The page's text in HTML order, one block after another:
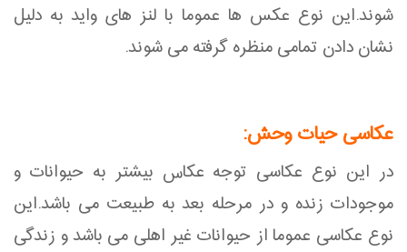
شوند.این نوع عکس ها عموما با لنز های واید به دلیل
نشان دادن تمامی منظره گرفته می شوند.
عکاسی حیات وحش:
در این نوع عکاسی توجه عکاس بیشتر به حیوانات و
موجودات زنده و در مرحله بعد به طبیعت می باشد.این
نوع عکاسی عموما از حیوانات غیر اهلی می باشد و زندگی